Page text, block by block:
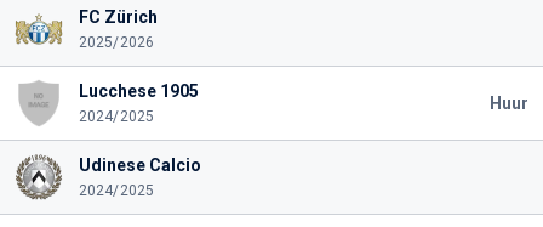
FC Zürich
2025/2026
Lucchese 1905
2024/2025
Huur
Udinese Calcio
2024/2025